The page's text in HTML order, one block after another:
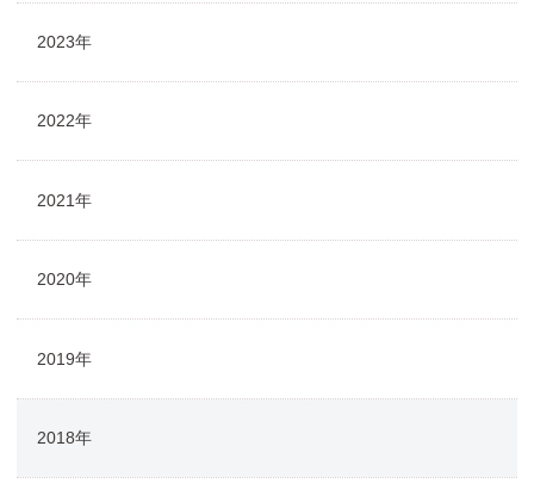
2023年
2022年
2021年
2020年
2019年
2018年